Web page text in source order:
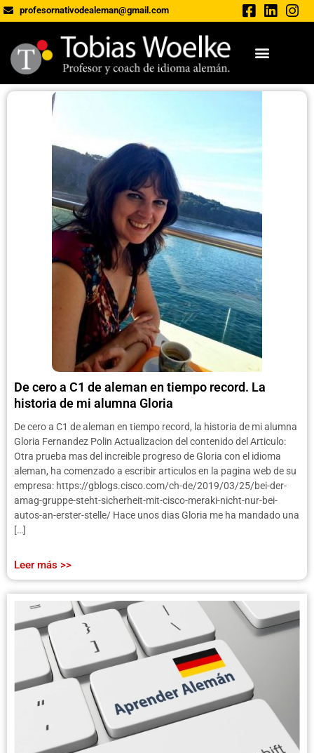
profesornativodealeman@gmail.com
De cero a C1 de aleman en tiempo record. La
historia de mi alumna Gloria
De cero a C1 de aleman en tiempo record, la historia de mi alumna
Gloria Fernandez Polin Actualizacion del contenido del Articulo:
Otra prueba mas del increible progreso de Gloria con el idioma
aleman, ha comenzado a escribir articulos en la pagina web de su
empresa: https://gblogs.cisco.com/ch-de/2019/03/25/bei-der-
amag-gruppe-steht-sicherheit-mit-cisco-meraki-nicht-nur-bei-
autos-an-erster-stelle/ Hace unos dias Gloria me ha mandado una
[…]
Leer más >>